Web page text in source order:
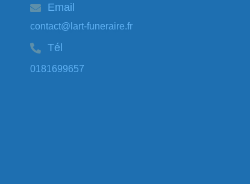
Email
contact@lart-funeraire.fr
Tél
0181699657